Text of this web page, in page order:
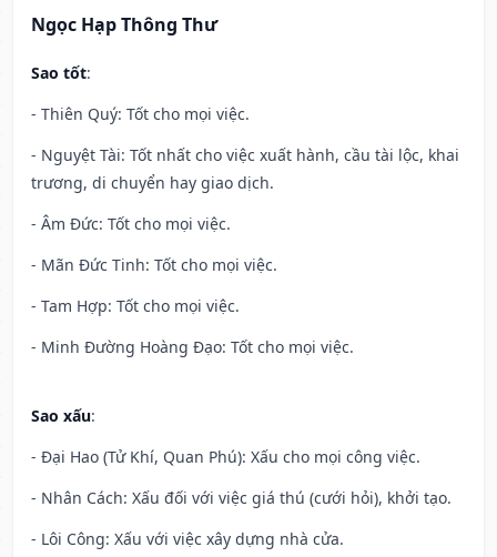
Ngọc Hạp Thông Thư
Sao tốt:
- Thiên Quý: Tốt cho mọi việc.
- Nguyệt Tài: Tốt nhất cho việc xuất hành, cầu tài lộc, khai
trương, di chuyển hay giao dịch.
- Âm Đức: Tốt cho mọi việc.
- Mãn Đức Tinh: Tốt cho mọi việc.
- Tam Hợp: Tốt cho mọi việc.
- Minh Đường Hoàng Đạo: Tốt cho mọi việc.
Sao xấu:
- Đại Hao (Tử Khí, Quan Phú): Xấu cho mọi công việc.
- Nhân Cách: Xấu đối với việc giá thú (cưới hỏi), khởi tạo.
- Lôi Công: Xấu với việc xây dựng nhà cửa.